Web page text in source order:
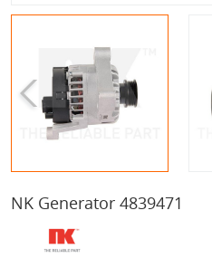
NK Generator 4839471